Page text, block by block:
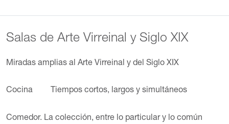
Salas de Arte Virreinal y Siglo XIX
Miradas amplias al Arte Virreinal y del Siglo XIX
Cocina Tiempos cortos, largos y simultáneos
Comedor. La colección, entre lo particular y lo común